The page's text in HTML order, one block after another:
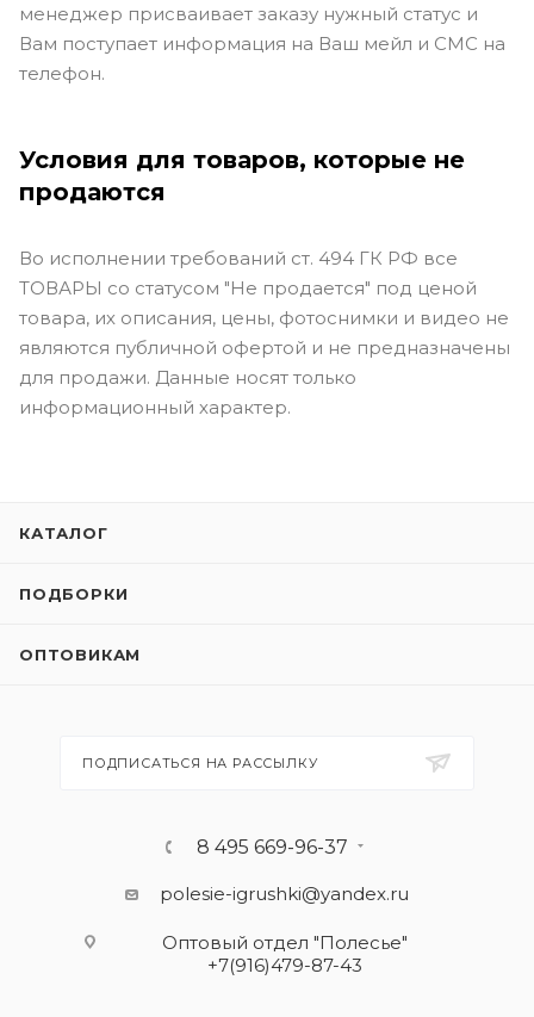
менеджер присваивает заказу нужный статус и
Вам поступает информация на Ваш мейл и СМС на
телефон.
Условия для товаров, которые не
продаются
Во исполнении требований ст. 494 ГК РФ все
ТОВАРЫ со статусом "Не продается" под ценой
товара, их описания, цены, фотоснимки и видео не
являются публичной офертой и не предназначены
для продажи. Данные носят только
информационный характер.
КАТАЛОГ
ПОДБОРКИ
ОПТОВИКАМ
ПОДПИСАТЬСЯ НА РАССЫЛКУ
8 495 669-96-37
polesie-igrushki@yandex.ru
Оптовый отдел "Полесье"
+7(916)479-87-43